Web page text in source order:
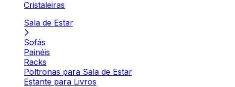
Cristaleiras
Sala de Estar
Sofás
Painéis
Racks
Poltronas para Sala de Estar
Estante para Livros